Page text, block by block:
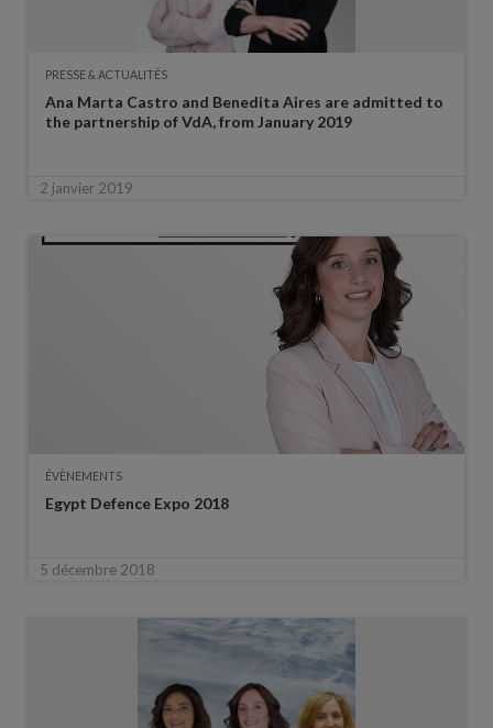
PRESSE & ACTUALITÉS
Ana Marta Castro and Benedita Aires are admitted to
the partnership of VdA, from January 2019
2 janvier 2019
ÉVÈNEMENTS
Egypt Defence Expo 2018
5 décembre 2018